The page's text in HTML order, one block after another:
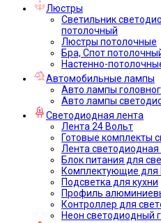
Люстры
Светильник
потолочный
Люстры потолочные
Бра, Спот
Настенно-
Автомобильные лампы
Авто лампы
Авто лампы
Светодиодная лента
Лента 24 Вольт
Готовые комплекты
Лента светодиодная
Блок питания для
Комплектующие для
Подсветка для кухни
Профиль
Контроллер для
Неон светодиодный